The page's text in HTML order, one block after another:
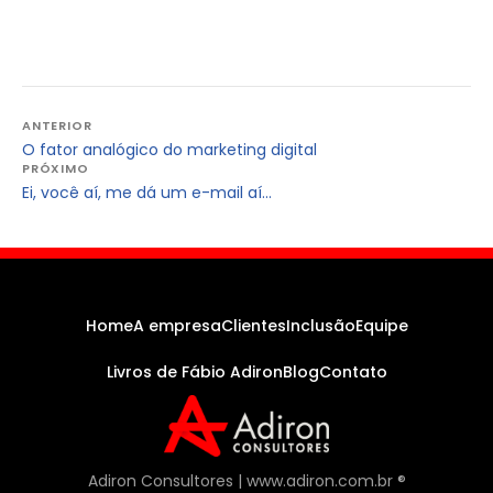
Navegação
de
Post
ANTERIOR
O fator analógico do marketing digital
PRÓXIMO
Ei, você aí, me dá um e-mail aí…
HomeA empresaClientesInclusãoEquipe
Livros de Fábio AdironBlogContato
Adiron Consultores | www.adiron.com.br ®